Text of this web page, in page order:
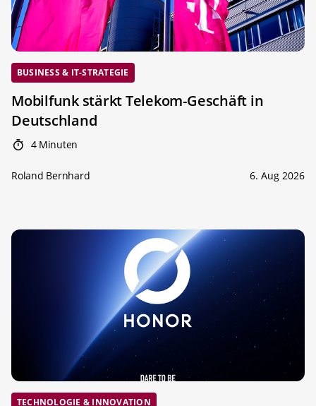
BUSINESS & IT-STRATEGIE
Mobilfunk stärkt Telekom-Geschäft in
Deutschland
4 Minuten
Roland Bernhard 6. Aug 2026
TECHNOLOGIE & INNOVATION